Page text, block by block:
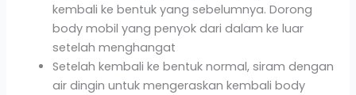
kembali ke bentuk yang sebelumnya. Dorong
body mobil yang penyok dari dalam ke luar
setelah menghangat
Setelah kembali ke bentuk normal, siram dengan
air dingin untuk mengeraskan kembali body